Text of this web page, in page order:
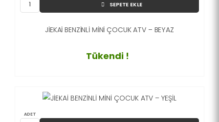
SEPETE EKLE
JİEKAİ BENZİNLİ MİNİ ÇOCUK ATV – BEYAZ
Tükendi !
ADET